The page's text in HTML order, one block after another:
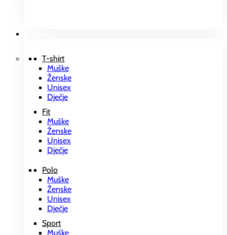
T-shirt
Muške
Ženske
Unisex
Dječje
Fit
Muške
Ženske
Unisex
Dječje
Polo
Muške
Ženske
Unisex
Dječje
Sport
Muške